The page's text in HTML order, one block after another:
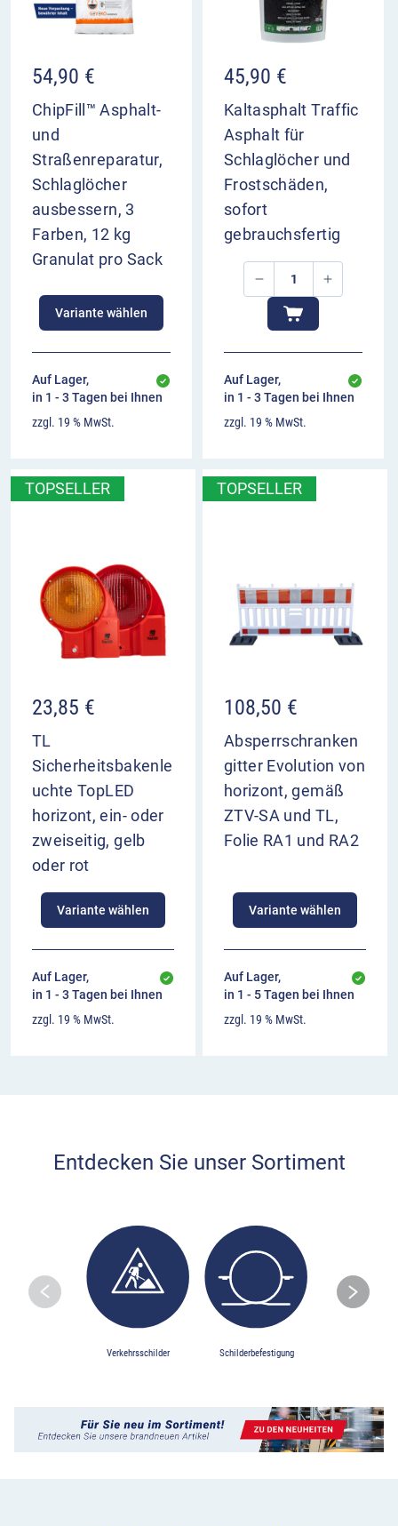
54,90 €
ChipFill™ Asphalt-
und
Straßenreparatur,
Schlaglöcher
ausbessern, 3
Farben, 12 kg
Granulat pro Sack
Variante wählen
Auf Lager,
in 1 - 3 Tagen bei Ihnen
zzgl. 19 % MwSt.
45,90 €
Kaltasphalt Traffic
Asphalt für
Schlaglöcher und
Frostschäden,
sofort
gebrauchsfertig
Auf Lager,
in 1 - 3 Tagen bei Ihnen
zzgl. 19 % MwSt.
TOPSELLER
23,85 €
TL
Sicherheitsbakenle
uchte TopLED
horizont, ein- oder
zweiseitig, gelb
oder rot
Variante wählen
Auf Lager,
in 1 - 3 Tagen bei Ihnen
zzgl. 19 % MwSt.
TOPSELLER
108,50 €
Absperrschranken
gitter Evolution von
horizont, gemäß
ZTV-SA und TL,
Folie RA1 und RA2
Variante wählen
Auf Lager,
in 1 - 5 Tagen bei Ihnen
zzgl. 19 % MwSt.
Entdecken Sie unser Sortiment
Skip to
Verkehrsschilder Schilderbefestigung